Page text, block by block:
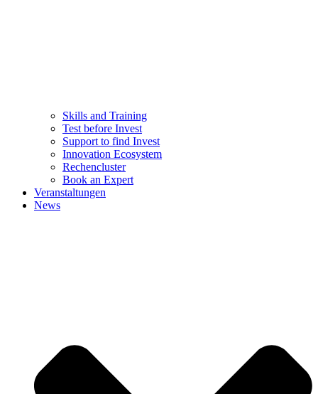
Skills and Training
Test before Invest
Support to find Invest
Innovation Ecosystem
Rechencluster​
Book an Expert
Veranstaltungen
News